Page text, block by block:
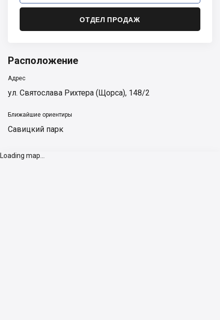
ОТДЕЛ ПРОДАЖ
Расположение
Адрес
ул. Святослава Рихтера (Щорса), 148/2
Ближайшие ориентиры
Савицкий парк
Loading map...